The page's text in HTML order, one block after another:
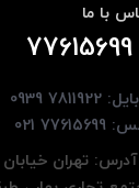
با ما
77615699
0939
021
آدرس: تهران خیابان